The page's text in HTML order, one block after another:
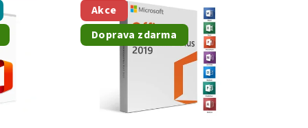
Akce
Doprava zdarma